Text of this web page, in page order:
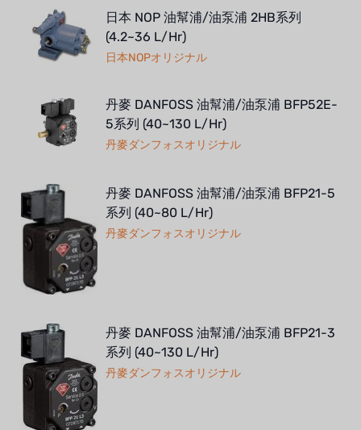
日本 NOP 油幫浦/油泵浦 2HB系列
(4.2~36 L/Hr)
日本NOPオリジナル
丹麥 DANFOSS 油幫浦/油泵浦 BFP52E-
5系列 (40~130 L/Hr)
丹麥ダンフォスオリジナル
丹麥 DANFOSS 油幫浦/油泵浦 BFP21-5
系列 (40~80 L/Hr)
丹麥ダンフォスオリジナル
丹麥 DANFOSS 油幫浦/油泵浦 BFP21-3
系列 (40~130 L/Hr)
丹麥ダンフォスオリジナル